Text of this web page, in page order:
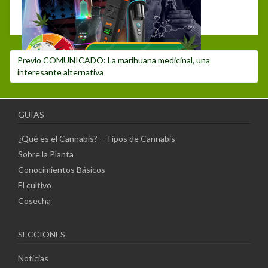
Debes hacerloginpara publicar un comentario.
Navegación
de
entradas
Previo Post
anterior:
COMUNICADO: La marihuana medicinal, una
interesante alternativa
GUÍAS
¿Qué es el Cannabis? – Tipos de Cannabis
Sobre la Planta
Conocimientos Básicos
El cultivo
Cosecha
SECCIONES
Noticias